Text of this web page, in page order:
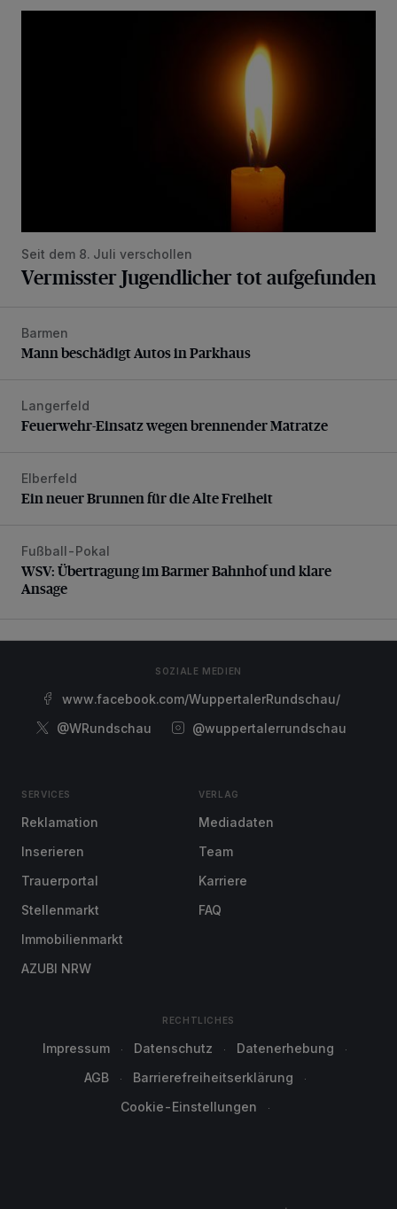
Seit dem 8. Juli verschollen
Vermisster Jugendlicher tot aufgefunden
Mann beschädigt Autos in Parkhaus
Barmen
Mann beschädigt Autos in Parkhaus
Feuerwehr-Einsatz wegen brennender Matratze
Langerfeld
Feuerwehr-Einsatz wegen brennender Matratze
Ein neuer Brunnen für die Alte Freiheit
Elberfeld
Ein neuer Brunnen für die Alte Freiheit
WSV: Übertragung im Barmer Bahnhof und klare Ansage
Fußball-Pokal
WSV: Übertragung im Barmer Bahnhof und klare
Ansage
SOZIALE MEDIEN
www.facebook.com/WuppertalerRundschau/
@WRundschau
@wuppertalerrundschau
SERVICES
Reklamation
Inserieren
Trauerportal
Stellenmarkt
Immobilienmarkt
AZUBI NRW
VERLAG
Mediadaten
Team
Karriere
FAQ
RECHTLICHES
Impressum Datenschutz
Datenerhebung
AGB
Barrierefreiheitserklärung
Cookie-Einstellungen